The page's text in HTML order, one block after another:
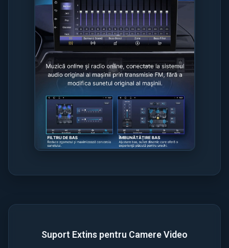
Suport Extins pentru Camere Video